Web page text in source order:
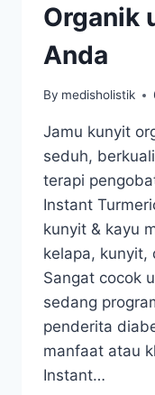
Organik
Anda
By medisholistik
Jamu kunyit
seduh,
terapi
Instant
kunyit & kayu
kelapa, kunyit,
Sangat cocok
sedang
penderita
manfaat atau
Instant…